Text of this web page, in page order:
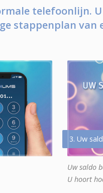
telefoonlijn.
stappenplan van
3. Uw
Uw saldo
U hoort